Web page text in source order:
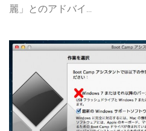
麗」とのアドバイ...